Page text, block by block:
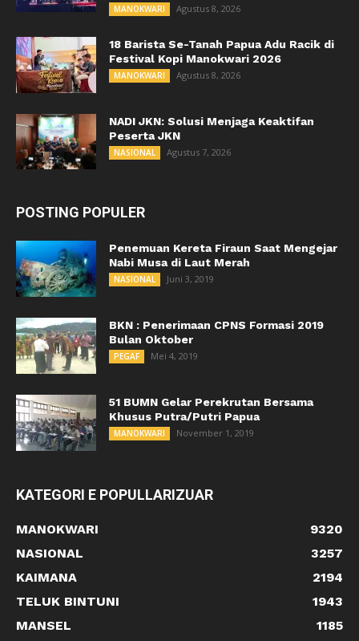
MANOKWARI Agustus 8, 2026
18 Barista Se-Tanah Papua Adu Racik di
Festival Kopi Manokwari 2026
MANOKWARI Agustus 8, 2026
NADI JKN: Solusi Menjaga Keaktifan
Peserta JKN
NASIONAL Agustus 7, 2026
POSTING POPULER
Penemuan Kereta Firaun Saat Mengejar
Nabi Musa di Laut Merah
NASIONAL Juni 3, 2019
BKN : Penerimaan CPNS Formasi 2019
Bulan Oktober
PEGAF Mei 4, 2019
51 BUMN Gelar Perekrutan Bersama
Khusus Putra/Putri Papua
MANOKWARI November 1, 2019
KATEGORI E POPULLARIZUAR
MANOKWARI
9320
NASIONAL
3257
KAIMANA
2194
TELUK BINTUNI
1943
MANSEL
1185